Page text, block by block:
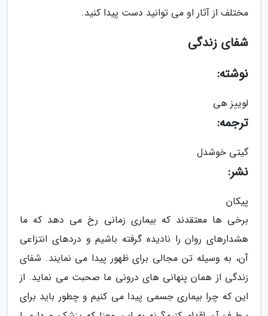
مختلف از آثار او می توانید دست پیدا کنید.
شفای زندگی
نوشته:
لوییز هی
ترجمه:
گیتی خوشدل
نشر:
پیکان
برخی ها معتقدند که بیماری زمانی رخ می دهد که ما
هشدارهای روان را نادیده گرفته باشیم و دردهای انتزاعی
آن، به وسیله تن مجالی برای ظهور پیدا می نمایند. شفای
زندگی از همان پنهانی های درونی ما صحبت می نماید. از
این که چرا بیماری جسمی پیدا می کنیم و چطور باید برای